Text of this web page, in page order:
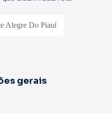
Alegre Do Piauí
gerais